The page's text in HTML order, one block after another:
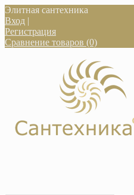
Элитная сантехника
Вход |
Регистрация
Сравнение товаров (0)